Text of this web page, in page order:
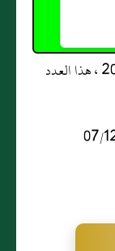
* : عدد المشاهدات و التنزيل منذ 21 ماي 2013 ، هذا العدد